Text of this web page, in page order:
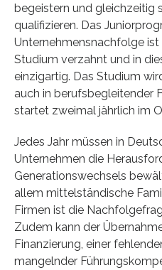
begeistern und gleichzeitig
qualifizieren. Das
Unternehmensnachfolge
Studium verzahnt und in
einzigartig. Das Studium
auch in berufsbegleitender
startet zweimal jährlich im
Jedes Jahr müssen in
Unternehmen die
Generationswechsels
allem mittelständische
Firmen ist die
Zudem kann der
Finanzierung, einer
mangelnder